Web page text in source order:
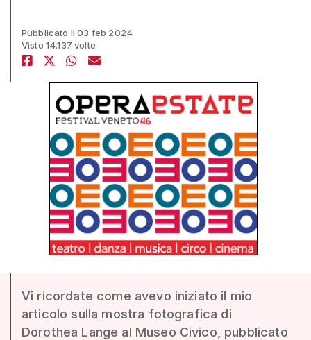
Pubblicato il 03 feb 2024
Visto 14.137 volte
Vi ricordate come avevo iniziato il mio
articolo sulla mostra fotografica di
Dorothea Lange al Museo Civico, pubblicato